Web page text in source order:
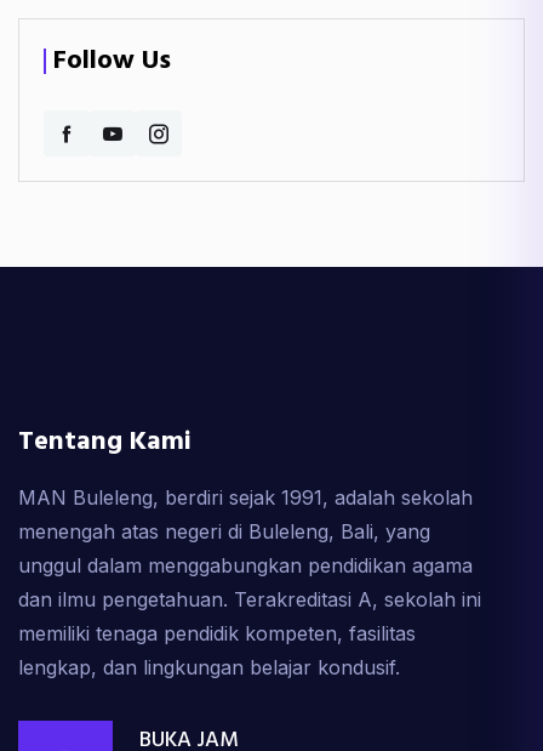
Follow Us
Tentang Kami
MAN Buleleng, berdiri sejak 1991, adalah sekolah
menengah atas negeri di Buleleng, Bali, yang
unggul dalam menggabungkan pendidikan agama
dan ilmu pengetahuan. Terakreditasi A, sekolah ini
memiliki tenaga pendidik kompeten, fasilitas
lengkap, dan lingkungan belajar kondusif.
BUKA JAM